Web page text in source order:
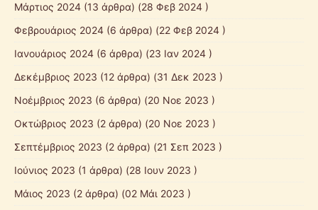
Μάρτιος 2024 (13 άρθρα) (28 Φεβ 2024 )
Φεβρουάριος 2024 (6 άρθρα) (22 Φεβ 2024 )
Ιανουάριος 2024 (6 άρθρα) (23 Ιαν 2024 )
Δεκέμβριος 2023 (12 άρθρα) (31 Δεκ 2023 )
Νοέμβριος 2023 (6 άρθρα) (20 Νοε 2023 )
Οκτώβριος 2023 (2 άρθρα) (20 Νοε 2023 )
Σεπτέμβριος 2023 (2 άρθρα) (21 Σεπ 2023 )
Ιούνιος 2023 (1 άρθρα) (28 Ιουν 2023 )
Μάιος 2023 (2 άρθρα) (02 Μάι 2023 )